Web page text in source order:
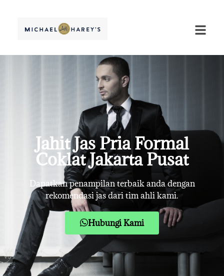
Jahit Jas Pria Formal
Coklat Jakarta Pusat
Dapatkan penampilan terbaik anda dengan
rekomendasi jas dari tim ahli kami.
Hubungi Kami